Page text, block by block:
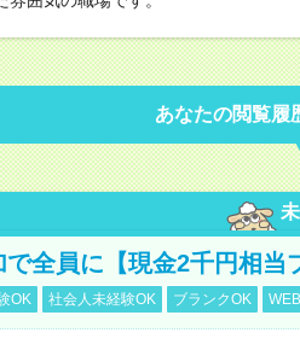
あなたの閲覧履
全員に【現金2千円相当
OK 社会人未経験OK ブランクOK